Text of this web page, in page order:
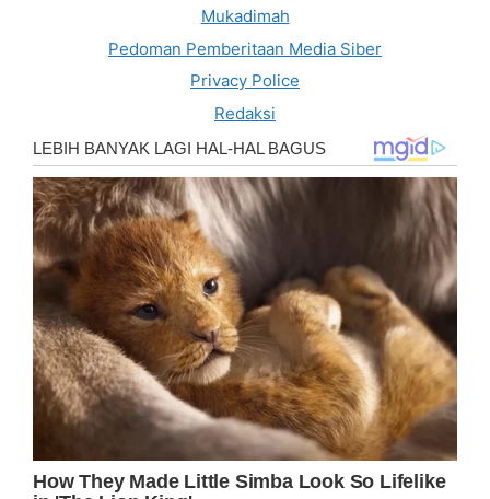
Mukadimah
Pedoman Pemberitaan Media Siber
Privacy Police
Redaksi